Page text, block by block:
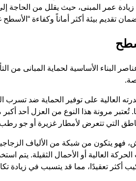
زيادة عمر المبنى، حيث يقلل من الحاجة
تقديم بيئة أكثر أماناً وكفاءة
البناء الأساسية لحماية المبانى من
العالية على توفير الحماية ضد
تُعتبر مرونة هذا النوع من العزل أحد
التي تتعرض لأمطار غزيرة أو جو
فهو يتكون من شبكة من الألياف
العالية أو الأحمال الثقيلة. يتم
أكثر تعقيدًا، مما قد يتسبب في زيادة